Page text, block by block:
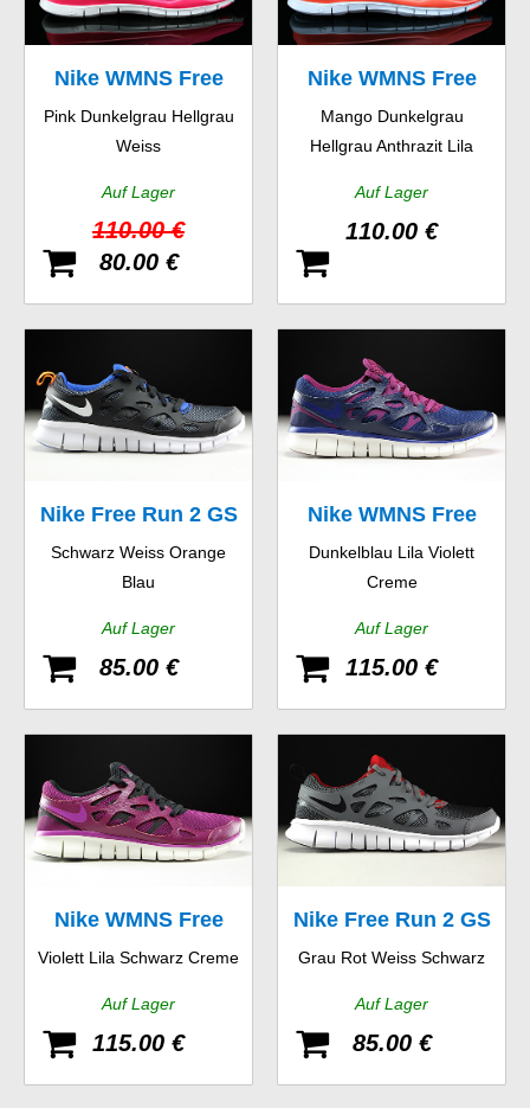
Nike WMNS Free
5.0 TR Fit 4
Pink Dunkelgrau Hellgrau
Weiss
Auf Lager
110.00 €
80.00 €
Nike WMNS Free
5.0 TR Fit 4
Mango Dunkelgrau
Hellgrau Anthrazit Lila
Auf Lager
110.00 €
Nike Free Run 2 GS
Schwarz Weiss Orange
Blau
Auf Lager
85.00 €
Nike WMNS Free
Run 2 EXT
Dunkelblau Lila Violett
Creme
Auf Lager
115.00 €
Nike WMNS Free
Run 2 EXT
Violett Lila Schwarz Creme
Auf Lager
115.00 €
Nike Free Run 2 GS
Grau Rot Weiss Schwarz
Auf Lager
85.00 €